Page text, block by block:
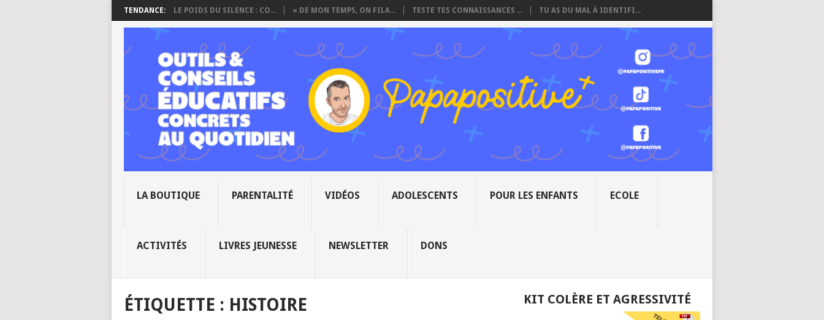
TENDANCE: LE POIDS DU SILENCE : CO... « DE MON TEMPS, ON FILA... TESTE TES CONNAISSANCES ... TU AS DU MAL À IDENTIFI...
LA BOUTIQUE PARENTALITÉ VIDÉOS ADOLESCENTS POUR LES ENFANTS ECOLE
ACTIVITÉS LIVRES JEUNESSE NEWSLETTER DONS
ÉTIQUETTE : HISTOIRE KIT COLÈRE ET AGRESSIVITÉ